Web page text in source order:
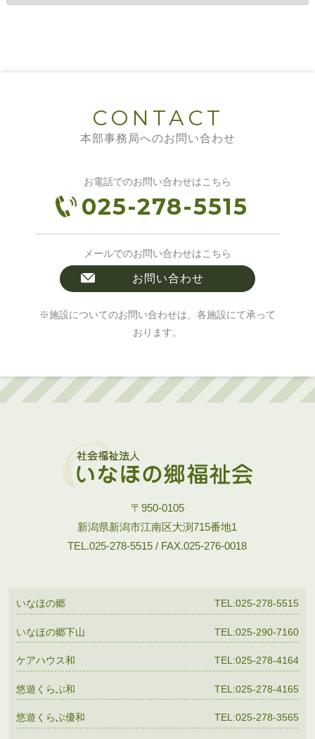
CONTACT
本部事務局へのお問い合わせ
お電話でのお問い合わせはこちら
025-278-5515
メールでのお問い合わせはこちら
お問い合わせ
※施設についてのお問い合わせは、各施設にて承って
おります。
〒950-0105
新潟県新潟市江南区大渕715番地1
TEL.025-278-5515 / FAX.025-276-0018
いなほの郷 TEL:025-278-5515
いなほの郷下山 TEL:025-290-7160
ケアハウス和 TEL:025-278-4164
悠遊くらぶ和 TEL:025-278-4165
悠遊くらぶ優和 TEL:025-278-3565